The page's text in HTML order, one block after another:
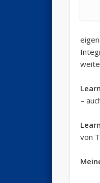
–
von